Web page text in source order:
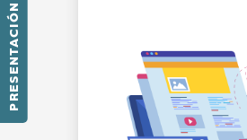
PRESENTACIÓN